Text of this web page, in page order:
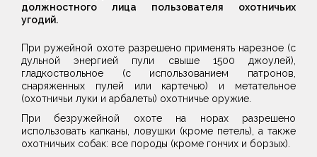
должностного лица пользователя охотничьих
угодий.
При ружейной охоте разрешено применять нарезное (с
дульной энергией пули свыше 1500 джоулей),
гладкоствольное (с использованием патронов,
снаряженных пулей или картечью) и метательное
(охотничьи луки и арбалеты) охотничье оружие.
При безружейной охоте на норах разрешено
использовать капканы, ловушки (кроме петель), а также
охотничьих собак: все породы (кроме гончих и борзых).